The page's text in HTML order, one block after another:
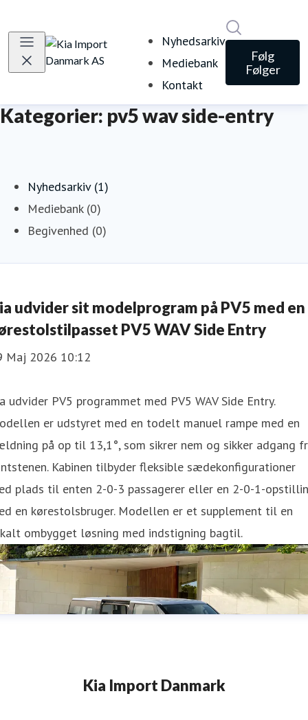
Nyhedsarkiv
Mediebank
Kontakt
Følg
Følger
Kategorier: pv5 wav side-entry
Nyhedsarkiv (1)
Mediebank (0)
Begivenhed (0)
udvider sit modelprogram på PV5 med en
PV5 WAV Side Entry
Maj 2026 10:12
udvider PV5 programmet med PV5 WAV Side Entry.
er udstyret med en todelt manuel rampe med en
på op til 13,1°, som sikrer nem og sikker adgang
Kabinen tilbyder fleksible sædekonfigurationer
plads til enten 2-0-3 passagerer eller en 2-0-1-
en kørestolsbruger. Modellen er et supplement til en
ombygget løsning med indstigning bagtil.
Kia Import Danmark